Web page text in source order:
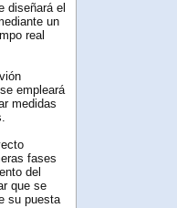
diseñará el
un
real
empleará
medidas
fases
del
que se
su puesta